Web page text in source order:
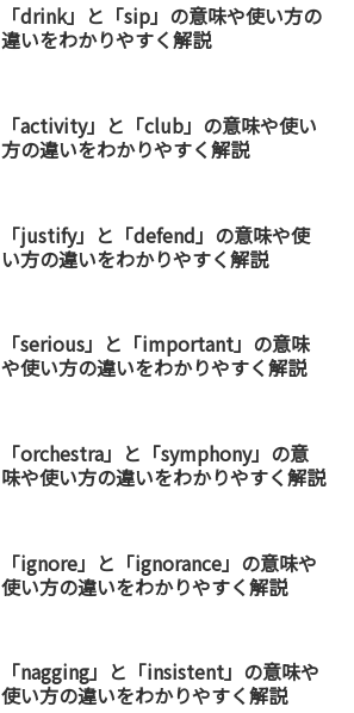
「drink」と「sip」の意味や使い方の
違いをわかりやすく解説
「activity」と「club」の意味や使い
方の違いをわかりやすく解説
「justify」と「defend」の意味や使
い方の違いをわかりやすく解説
「serious」と「important」の意味
や使い方の違いをわかりやすく解説
「orchestra」と「symphony」の意
味や使い方の違いをわかりやすく解説
「ignore」と「ignorance」の意味や
使い方の違いをわかりやすく解説
「nagging」と「insistent」の意味や
使い方の違いをわかりやすく解説